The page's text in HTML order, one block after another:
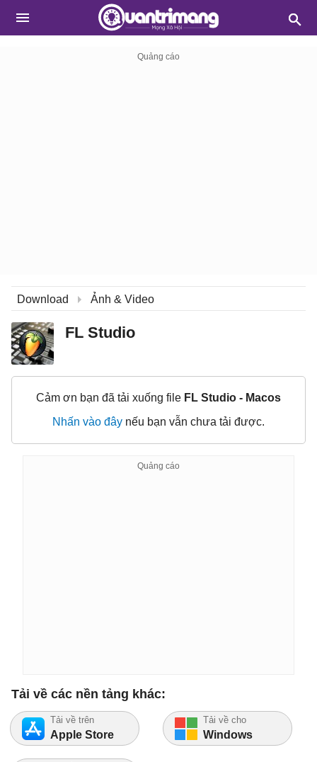
Download Ảnh & Video
FL Studio
Cảm ơn bạn đã tải xuống file FL Studio - Macos
Nhấn vào đây nếu bạn vẫn chưa tải được.
Tải về các nền tảng khác:
Tải về trên
Apple Store
Tải về cho
Windows